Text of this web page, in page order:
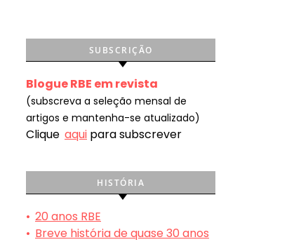
SUBSCRIÇÃO
Blogue RBE em revista
(subscreva a seleção mensal de
artigos e mantenha-se atualizado)
Clique aqui para subscrever
HISTÓRIA
• 20 anos RBE
• Breve história de quase 30 anos